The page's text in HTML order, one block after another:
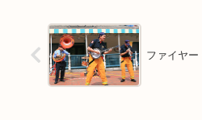
ファイヤー